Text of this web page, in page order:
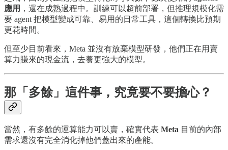
應用 ，還在成熟過程中。訓練可以超前部署，但推理規模化需
要 agent 把模型變成可靠、易用的日常工具，這個轉換比預期
更花時間。
但至少目前看來，Meta 並沒有放棄模型研發，他們正在用賣
算力賺來的現金流，去養更強大的模型。
那「多餘」這件事，究竟要不要擔心？
當然，有多餘的運算能力可以賣，確實代表 Meta 目前的內部
需求還沒有完全消化掉他們蓋出來的產能。